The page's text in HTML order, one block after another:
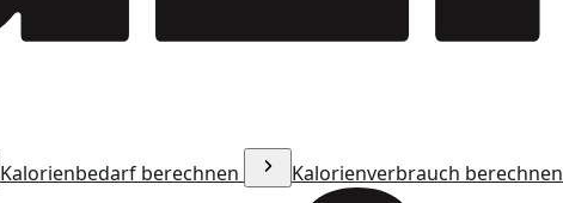
Kalorienbedarf berechnen Kalorienverbrauch berechnen